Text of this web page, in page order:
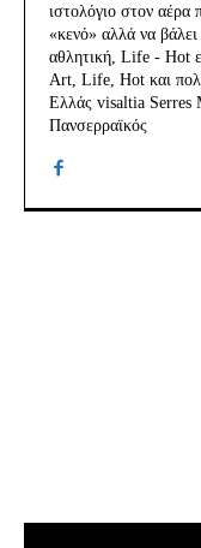
ιστολόγιο στον αέρα
«κενό» αλλά να βάλει
αθλητική, Life - Hot
Art, Life, Hot και
Ελλάς visaltia Serres
Πανσερραϊκός